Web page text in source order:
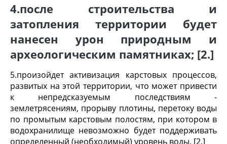
4.после строительства и
затопления территории будет
нанесен урон природным и
археологическим памятниках; [2.]
5.произойдет активизация карстовых процессов,
развитых на этой территории, что может привести
к непредсказуемым последствиям -
землетрясениям, прорыву плотины, перетоку воды
по промытым карстовым полостям, при котором в
водохранилище невозможно будет поддерживать
определенный (необходимый) уровень воды. [2.]